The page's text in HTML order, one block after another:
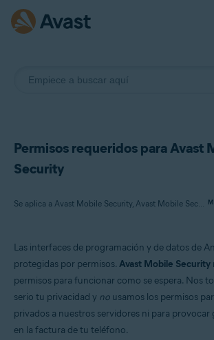
Permisos requeridos para Avast
Security
Se aplica a Avast Mobile Security, Avast Mobile Security Premium
Avast Mobile Security Premium
Sistemas operativos:
Android
Las interfaces de programación y de datos de
protegidas por permisos. Avast Mobile Security
permisos para funcionar como se espera. Nos
serio tu privacidad y no usamos los permisos
privados a nuestros servidores ni para provocar
en la factura de tu teléfono.